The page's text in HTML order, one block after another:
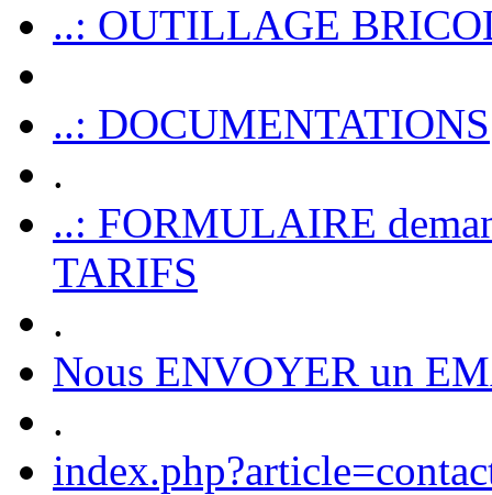
..: OUTILLAGE
..: DOCUMENTATIONS
.
..: FORMULAIRE
TARIFS
.
Nous ENVOYER un
.